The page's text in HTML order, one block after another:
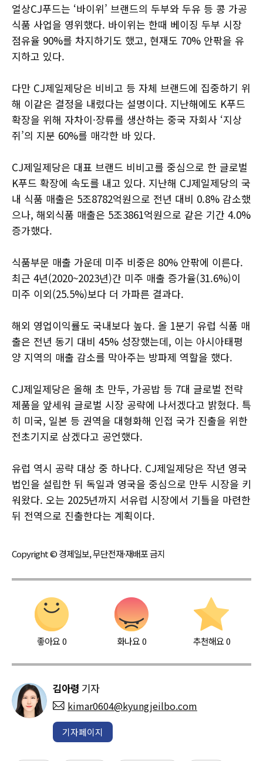
얼상CJ푸드는 ‘바이위’ 브랜드의 두부와 두유 등 콩 가공
식품 사업을 영위했다. 바이위는 한때 베이징 두부 시장
점유율 90%를 차지하기도 했고, 현재도 70% 안팎을 유
지하고 있다.
다만 CJ제일제당은 비비고 등 자체 브랜드에 집중하기 위
해 이같은 결정을 내렸다는 설명이다. 지난해에도 K푸드
확장을 위해 자차이·장류를 생산하는 중국 자회사 ‘지상
쥐’의 지분 60%를 매각한 바 있다.
CJ제일제당은 대표 브랜드 비비고를 중심으로 한 글로벌
K푸드 확장에 속도를 내고 있다. 지난해 CJ제일제당의 국
내 식품 매출은 5조8782억원으로 전년 대비 0.8% 감소했
으나, 해외식품 매출은 5조3861억원으로 같은 기간 4.0%
증가했다.
식품부문 매출 가운데 미주 비중은 80% 안팎에 이른다.
최근 4년(2020~2023년)간 미주 매출 증가율(31.6%)이
미주 이외(25.5%)보다 더 가파른 결과다.
해외 영업이익률도 국내보다 높다. 올 1분기 유럽 식품 매
출은 전년 동기 대비 45% 성장했는데, 이는 아시아태평
양 지역의 매출 감소를 막아주는 방파제 역할을 했다.
CJ제일제당은 올해 초 만두, 가공밥 등 7대 글로벌 전략
제품을 앞세워 글로벌 시장 공략에 나서겠다고 밝혔다. 특
히 미국, 일본 등 권역을 대형화해 인접 국가 진출을 위한
전초기지로 삼겠다고 공언했다.
유럽 역시 공략 대상 중 하나다. CJ제일제당은 작년 영국
법인을 설립한 뒤 독일과 영국을 중심으로 만두 시장을 키
워왔다. 오는 2025년까지 서유럽 시장에서 기틀을 마련한
뒤 전역으로 진출한다는 계획이다.
Copyright © 경제일보, 무단전재·재배포 금지
좋아요0 화나요0 추천해요 0
김아령 기자
kimar0604@kyungjeilbo.com
기자페이지